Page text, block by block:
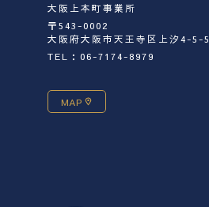
大阪上本町事業所
〒543-0002
大阪府大阪市天王寺区上汐4-5-5
TEL：06-7174-8979
MAP